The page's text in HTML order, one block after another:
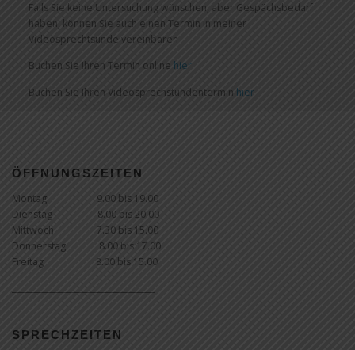
Falls Sie keine Untersuchung wünschen, aber Gespächsbedarf
haben, können Sie auch einen Termin in meiner
Videosprechtsunde vereinbaren
Buchen Sie Ihren Termin online hier
Buchen Sie Ihren Videosprechstundentermin hier
ÖFFNUNGSZEITEN
Montag 9.00 bis 19.00
Dienstag 8.00 bis 20.00
Mittwoch 7.30 bis 15.00
Donnerstag 8.00 bis 17.00
Freitag 8.00 bis 15.00
SPRECHZEITEN